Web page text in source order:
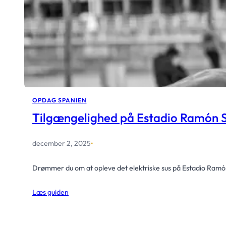
OPDAG SPANIEN
Tilgængelighed på Estadio Ramón
december 2, 2025•
Drømmer du om at opleve det elektriske sus på Estadio
Læs guiden